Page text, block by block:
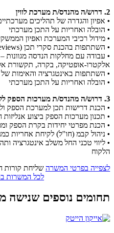
2. דרוש/ה מהנדס/ת מערכת לווין
• אפיון והגדרה של תהליכים
• הובלה ואחריות על התכן מערכתי
• מידול רכיבי המערכת ואפיון
• השתתפות בהכנת סקרי תכן (design reviews) פנימיים ומול הלקוח
• עבודה עם מחלקות הנדסה מגוונות
אלקטרו-אופטיקה, בקרה, תקשורת
• השתתפות באינטגרציה והאימות
• הובלה ואחריות על התכן מערכתי
3. דרוש/ה מהנדס/ת מערכות הספק ללוויינים
• הכנת דרישות תכן למערכת הספק
• תכנון מערכות הספק ביצוע
• הכנת מפרטי יחידות בקרת הספק
• ניהול קבמ (חו"ל) לקיחת אחריות
• ליווי טכני החל משלב אינטגרציה
הלקוח
לצפייה בפרטי המשרה שליחת קורות
לכל המשרות
תחומים נוספים